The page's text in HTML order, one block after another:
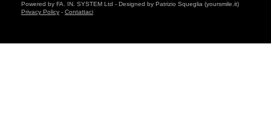
Powered by FA. IN. SYSTEM Ltd - Designed by Patrizio Squeglia (yoursmile.it)
Privacy Policy - Contattaci